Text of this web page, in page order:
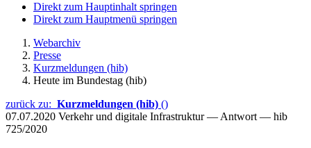
Direkt zum Hauptinhalt springen
Direkt zum Hauptmenü springen
Webarchiv
Presse
Kurzmeldungen (hib)
Heute im Bundestag (hib)
zurück zu: Kurzmeldungen (hib) ()
07.07.2020 Verkehr und digitale Infrastruktur — Antwort — hib
725/2020